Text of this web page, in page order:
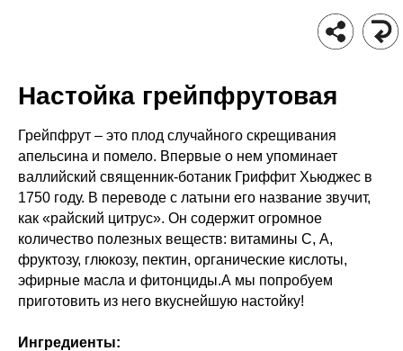
Настойка грейпфрутовая
Грейпфрут – это плод случайного скрещивания
апельсина и помело. Впервые о нем упоминает
валлийский священник-ботаник Гриффит Хьюджес в
1750 году. В переводе с латыни его название звучит,
как «райский цитрус». Он содержит огромное
количество полезных веществ: витамины С, А,
фруктозу, глюкозу, пектин, органические кислоты,
эфирные масла и фитонциды.А мы попробуем
приготовить из него вкуснейшую настойку!
Ингредиенты: